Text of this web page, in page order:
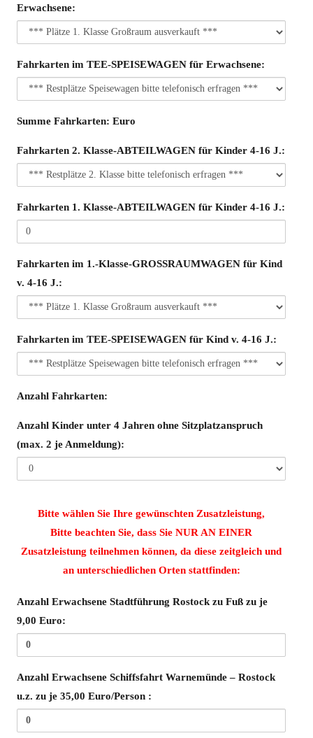
Erwachsene:
Fahrkarten im TEE-SPEISEWAGEN für Erwachsene:
Summe
Summe Fahrkarten: Euro
Fahrkarten 2. Klasse-ABTEILWAGEN für Kinder 4-16 J.:
Fahrkarten 1. Klasse-ABTEILWAGEN für Kinder 4-16 J.:
Fahrkarten im 1.-Klasse-GROSSRAUMWAGEN für Kind
v. 4-16 J.:
Fahrkarten im TEE-SPEISEWAGEN für Kind v. 4-16 J.:
Anzahl
Anzahl Fahrkarten:
Anzahl Kinder unter 4 Jahren ohne Sitzplatzanspruch
(max. 2 je Anmeldung):
Bitte wählen Sie Ihre gewünschten Zusatzleistung,
Bitte beachten Sie, dass Sie NUR AN EINER
Zusatzleistung teilnehmen können, da diese zeitgleich und
an unterschiedlichen Orten stattfinden:
Anzahl Erwachsene Stadtführung Rostock zu Fuß zu je
9,00 Euro:
Anzahl Erwachsene Schiffsfahrt Warnemünde – Rostock
u.z. zu je 35,00 Euro/Person :